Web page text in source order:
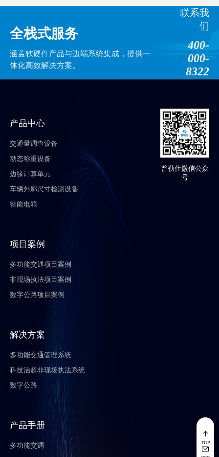
全栈式服务
涵盖软硬件产品与边端系统集成，提供一
体化高效解决方案。
联系我
们
400-
000-
8322
产品中心
交通量调查设备
动态称重设备
边缘计算单元
车辆外廓尺寸检测设备
智能电箱
项目案例
多功能交通项目案例
非现场执法项目案例
数字公路项目案例
解决方案
多功能交通管理系统
科技治超非现场执法系统
数字公路
产品手册
多功能交调
普勒仕微信公众
号
TOP
咨询多功能交调产品
现场设备通用调试步骤
多功能交通调查系统
普勒仕多功能交调设备